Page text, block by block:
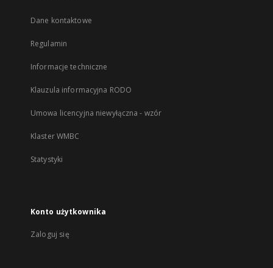
Dane kontaktowe
Regulamin
Informacje techniczne
Klauzula informacyjna RODO
Umowa licencyjna niewyłączna - wzór
Klaster WMBC
Statystyki
Konto użytkownika
Zaloguj się